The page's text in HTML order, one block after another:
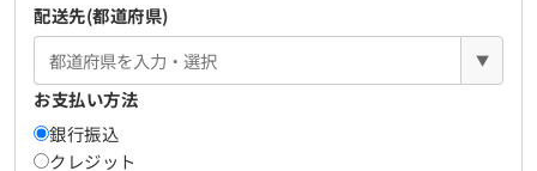
配送先(都道府県)
▼
お支払い方法
銀行振込
クレジット